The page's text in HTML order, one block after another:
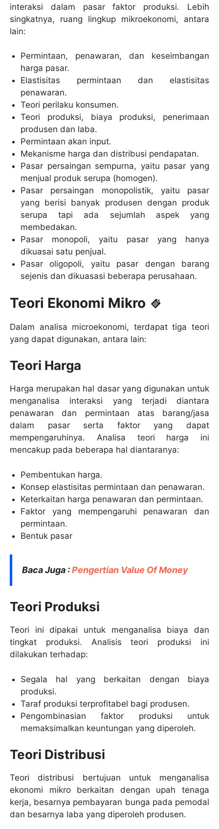
interaksi dalam pasar faktor produksi. Lebih
singkatnya, ruang lingkup mikroekonomi, antara
lain:
Permintaan, penawaran, dan keseimbangan
harga pasar.
Elastisitas permintaan dan elastisitas
penawaran.
Teori perilaku konsumen.
Teori produksi, biaya produksi, penerimaan
produsen dan laba.
Permintaan akan input.
Mekanisme harga dan distribusi pendapatan.
Pasar persaingan sempurna, yaitu pasar yang
menjual produk serupa (homogen).
Pasar persaingan monopolistik, yaitu pasar
yang berisi banyak produsen dengan produk
serupa tapi ada sejumlah aspek yang
membedakan.
Pasar monopoli, yaitu pasar yang hanya
dikuasai satu penjual.
Pasar oligopoli, yaitu pasar dengan barang
sejenis dan dikuasasi beberapa perusahaan.
Teori Ekonomi Mikro
Dalam analisa microekonomi, terdapat tiga teori
yang dapat digunakan, antara lain:
Teori Harga
Harga merupakan hal dasar yang digunakan untuk
menganalisa interaksi yang terjadi diantara
penawaran dan permintaan atas barang/jasa
dalam pasar serta faktor yang dapat
mempengaruhinya. Analisa teori harga ini
mencakup pada beberapa hal diantaranya:
Pembentukan harga.
Konsep elastisitas permintaan dan penawaran.
Keterkaitan harga penawaran dan permintaan.
Faktor yang mempengaruhi penawaran dan
permintaan.
Bentuk pasar
Baca Juga :Pengertian Value Of Money
Teori Produksi
Teori ini dipakai untuk menganalisa biaya dan
tingkat produksi. Analisis teori produksi ini
dilakukan terhadap:
Segala hal yang berkaitan dengan biaya
produksi.
Taraf produksi terprofitabel bagi produsen.
Pengombinasian faktor produksi untuk
memaksimalkan keuntungan yang diperoleh.
Teori Distribusi
Teori distribusi bertujuan untuk menganalisa
ekonomi mikro berkaitan dengan upah tenaga
kerja, besarnya pembayaran bunga pada pemodal
dan besarnya laba yang diperoleh produsen.